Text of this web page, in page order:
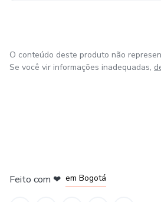
⸻
passos no digital.
O conteúdo deste produto não
Se você vir informações inadequadas,
Feito com ❤ em Bogotá